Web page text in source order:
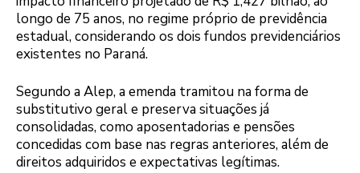
longo de 75 anos, no regime próprio de previdência
estadual, considerando os dois fundos previdenciários
existentes no Paraná.
Segundo a Alep, a emenda tramitou na forma de
substitutivo geral e preserva situações já
consolidadas, como aposentadorias e pensões
concedidas com base nas regras anteriores, além de
direitos adquiridos e expectativas legítimas.